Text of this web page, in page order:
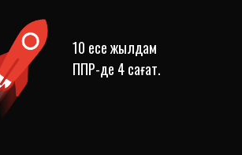
10 есе жылдам
ППР-де 4 сағат.